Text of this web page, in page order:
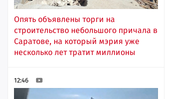
Опять объявлены торги на
строительство небольшого причала в
Саратове, на который мэрия уже
несколько лет тратит миллионы
12:46